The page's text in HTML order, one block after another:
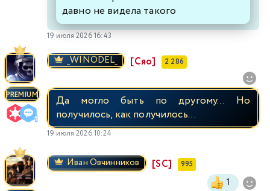
давно не видела такого
19 июля 2026 16:43
PREMIUM
_WINODEL_ [Сяо] 2 286
Да могло быть по другому... Но
получилось, как получилось...
19 июля 2026 10:24
Иван Овчинников [SC] 995
1